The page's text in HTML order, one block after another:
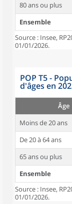
80 ans ou plus
Ensemble
Source : Insee,
01/01/2026.
POP T5 -
d'âges en
Âge
Moins de 20 ans
De 20 à 64 ans
65 ans ou plus
Ensemble
Source : Insee,
01/01/2026.